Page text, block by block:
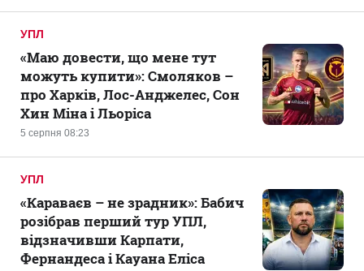
УПЛ
5 серпня 08:23
«Маю довести, що мене тут
можуть купити»: Смоляков –
про Харків, Лос-Анджелес, Сон
Хин Міна і Льоріса
УПЛ
«Караваєв – не зрадник»: Бабич
розібрав перший тур УПЛ,
відзначивши Карпати,
Фернандеса і Кауана Еліса